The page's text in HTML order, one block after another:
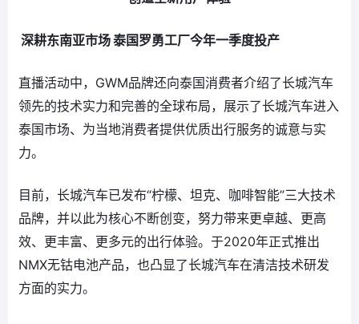
深耕东南亚市场 泰国罗勇工厂今年一季度投产
直播活动中，GWM品牌还向泰国消费者介绍了长城汽车
领先的技术实力和完善的全球布局，展示了长城汽车进入
泰国市场、为当地消费者提供优质出行服务的诚意与实
力。
目前，长城汽车已发布“柠檬、坦克、咖啡智能”三大技术
品牌，并以此为核心不断创变，努力带来更卓越、更高
效、更丰富、更多元的出行体验。于2020年正式推出
NMX无钴电池产品，也凸显了长城汽车在清洁技术研发
方面的实力。